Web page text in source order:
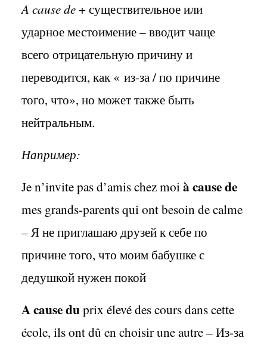
A causede+ существительное или
ударное местоимение – вводит чаще
всего отрицательную причину и
переводится, как « из-за / по причине
того, что», но может также быть
нейтральным.
Например:
Jen’invitepasd’amischezmoiàcausede
mes grands-parentsquiontbesoindecalme
– Я не приглашаю друзей к себе по
причине того, что моим бабушке с
дедушкой нужен покой
A cause duprix élevé des cours dans cette
école, ils ont dû en choisir une autre –Из-за